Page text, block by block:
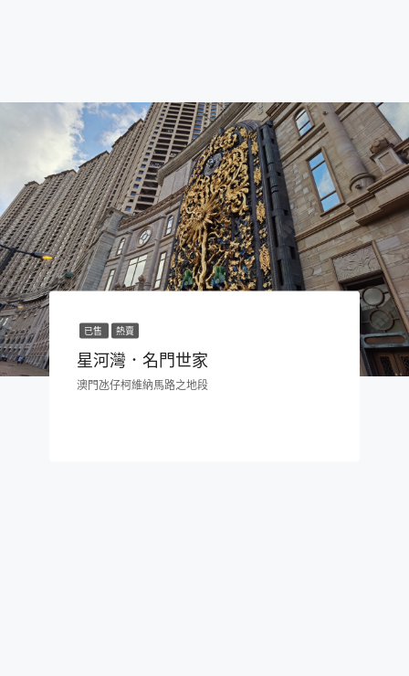
已售 熱賣
星河灣．名門世家
澳門氹仔柯維納馬路之地段